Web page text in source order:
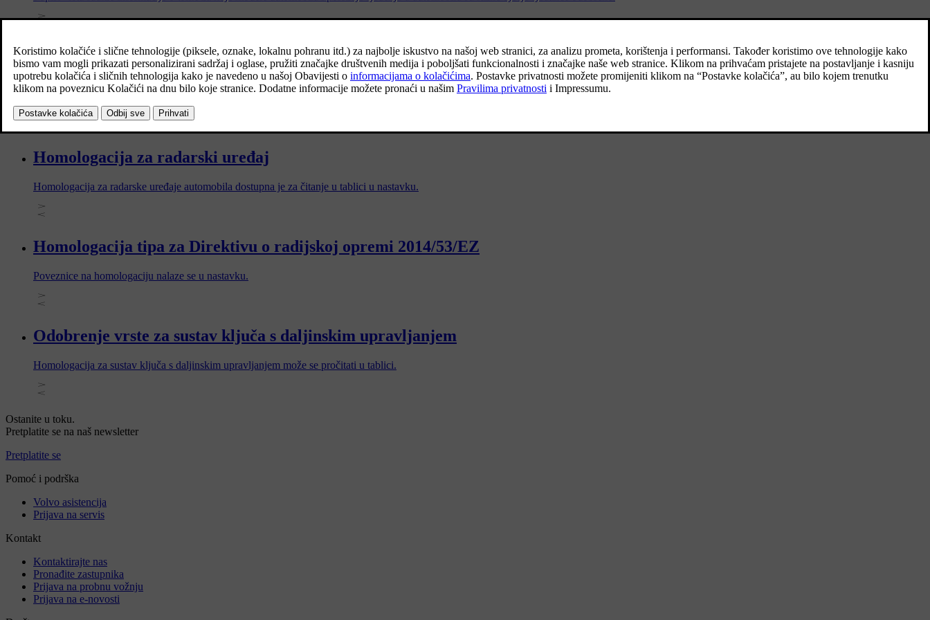
Informacije o tvarima s popisa tvari predloženih za uvrštenje (CL) u skladu s Uredbom Reach, članak 33.1
U skladu s člankom 33.1 Uredbe REACH (Uredba EZ 1907/2006), profesionalni kupci moraju biti informirani o posebno zabrinjavajućim tvarima (SVHC) u proizvodima koje isporučuje Volvo Cars.
Svrha je olakšati sigurno rukovanje dotičnim sastavnim komponentama kako bi se zaštitili ljudi i okoliš. Volvo Cars podržava temeljne ciljeve Uredbe REACH općenito, posebno članak 33, koji su
usklađeni s našom predanošću promoviranju odgovorne proizvodnje, rukovanja i upotrebe naših proizvoda.
Homologacija za radarski uređaj
Homologacija za radarske uređaje automobila dostupna je za čitanje u tablici u nastavku.
Homologacija tipa za Direktivu o radijskoj opremi 2014/53/EZ
Poveznice na homologaciju nalaze se u nastavku.
Odobrenje vrste za sustav ključa s daljinskim upravljanjem
Homologacija za sustav ključa s daljinskim upravljanjem može se pročitati u tablici.